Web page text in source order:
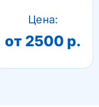
Цена:
от 2500 р.